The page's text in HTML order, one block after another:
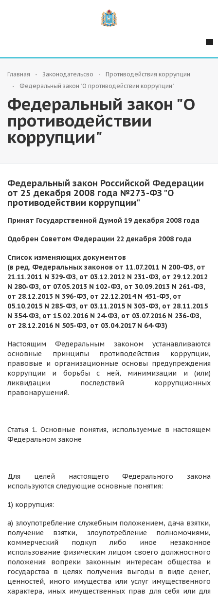
Главная Законодательсво
Противодействия коррупции
Федеральный закон "О противодействии коррупции"
Федеральный закон "О
противодействии
коррупции"
Федеральный закон Российской Федерации
от 25 декабря 2008 года №273-ФЗ "О
противодействии коррупции"
Принят Государственной Думой 19 декабря 2008 года
Одобрен Советом Федерации 22 декабря 2008 года
Список изменяющих документов
(в ред. Федеральных законов от 11.07.2011 N 200-ФЗ, от
21.11.2011 N 329-ФЗ, от 03.12.2012 N 231-ФЗ, от 29.12.2012
N 280-ФЗ, от 07.05.2013 N 102-ФЗ, от 30.09.2013 N 261-ФЗ,
от 28.12.2013 N 396-ФЗ, от 22.12.2014 N 431-ФЗ, от
05.10.2015 N 285-ФЗ, от 03.11.2015 N 303-ФЗ, от 28.11.2015
N 354-ФЗ, от 15.02.2016 N 24-ФЗ, от 03.07.2016 N 236-ФЗ,
от 28.12.2016 N 505-ФЗ, от 03.04.2017 N 64-ФЗ)
Настоящим Федеральным законом устанавливаются
основные принципы противодействия коррупции,
правовые и организационные основы предупреждения
коррупции и борьбы с ней, минимизации и (или)
ликвидации последствий коррупционных
правонарушений.
Статья 1. Основные понятия, используемые в настоящем
Федеральном законе
Для целей настоящего Федерального закона
используются следующие основные понятия:
1) коррупция:
а) злоупотребление служебным положением, дача взятки,
получение взятки, злоупотребление полномочиями,
коммерческий подкуп либо иное незаконное
использование физическим лицом своего должностного
положения вопреки законным интересам общества и
государства в целях получения выгоды в виде денег,
ценностей, иного имущества или услуг имущественного
характера, иных имущественных прав для себя или для